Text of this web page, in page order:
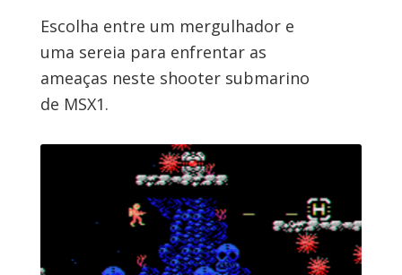
Escolha entre um mergulhador e
uma sereia para enfrentar as
ameaças neste shooter submarino
de MSX1.